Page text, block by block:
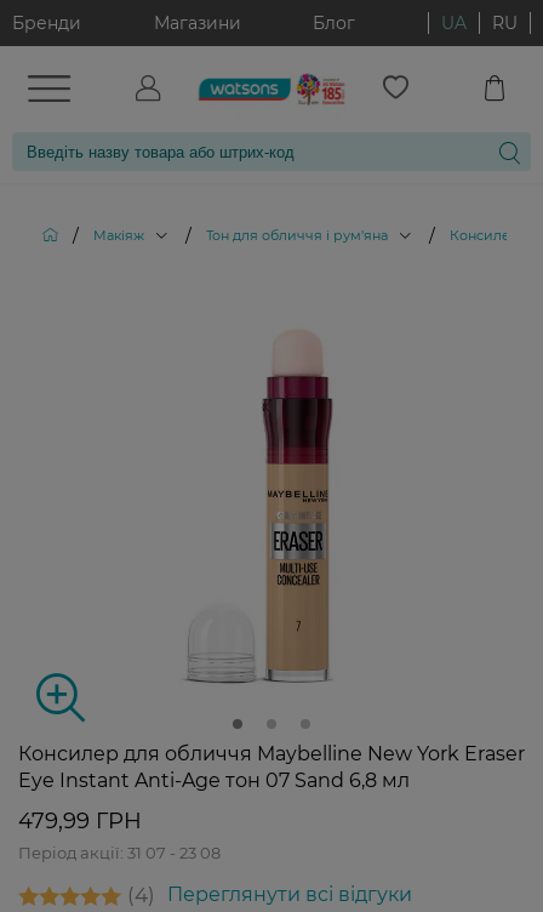
Бренди Магазини Блог UA RU
/ Макіяж / Тон для обличчя і рум'яна / Консилери
Консилер для обличчя Maybelline New York Eraser
Eye Instant Anti-Age тон 07 Sand 6,8 мл
479,99 ГРН
Період акції: 31 07 - 23 08
4 Переглянути всі відгуки